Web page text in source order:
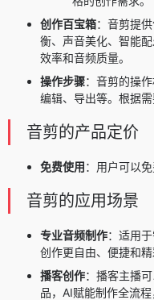
创作百宝箱：音剪提
衡、声音美化、智能
效率和音频质量。
操作步骤：音剪的操
编辑、导出等。根据
音剪的产品定价
免费使用：用户可以免
音剪的应用场景
专业音频制作：适用
创作更自由、便捷和精
播客创作：播客主播
品，AI赋能制作全流